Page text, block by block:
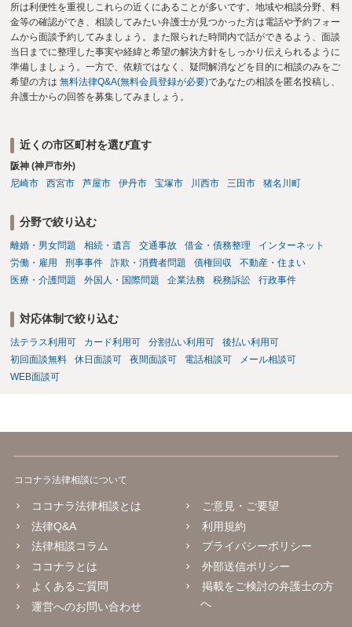
所は利便性を重視しこれらの近くにあることが多いです。地域や相談分野、料
金等の確認ができ、相談してみたい弁護士が見つかった方は電話や予約フォー
ムから面談予約してみましょう。また限られた時間内で話ができるよう、面談
当日までに整理した事実や経緯と希望の解決方針をしっかり伝えられるように
準備しましょう。一方で、依頼ではなく、疑問解消などを目的に相談のみをご
希望の方は 無料法律Q&A(無料会員登録が必要)であなたの相談を匿名投稿し、
弁護士からの回答を募集してみましょう。
近くの市区町村を選び直す
阪神 (神戸市外)
尼崎市
西宮市 芦屋市 伊丹市 宝塚市 川西市 三田市 猪名川町
分野で絞り込む
離婚・男女問題 相続・遺言 交通事故 借金・債務整理
インターネット
労働・雇用
刑事事件 詐欺・消費者問題 債権回収
不動産・住まい
医療・介護問題
外国人・国際問題 企業法務 税務訴訟 行政事件
対応体制で絞り込む
法テラス利用可 カード利用可 分割払い利用可
後払い利用可
初回面談無料
休日面談可 夜間面談可 電話相談可
メール相談可
WEB面談可
ココナラ法律相談について
ココナラ法律相談とは
法律Q&A
法律相談コラム
ココナラとは
よくあるご質問
運営へのお問い合わせ
ご意見・ご要望
利用規約
プライバシーポリシー
外部送信ポリシー
掲載をご検討の弁護士の方
へ